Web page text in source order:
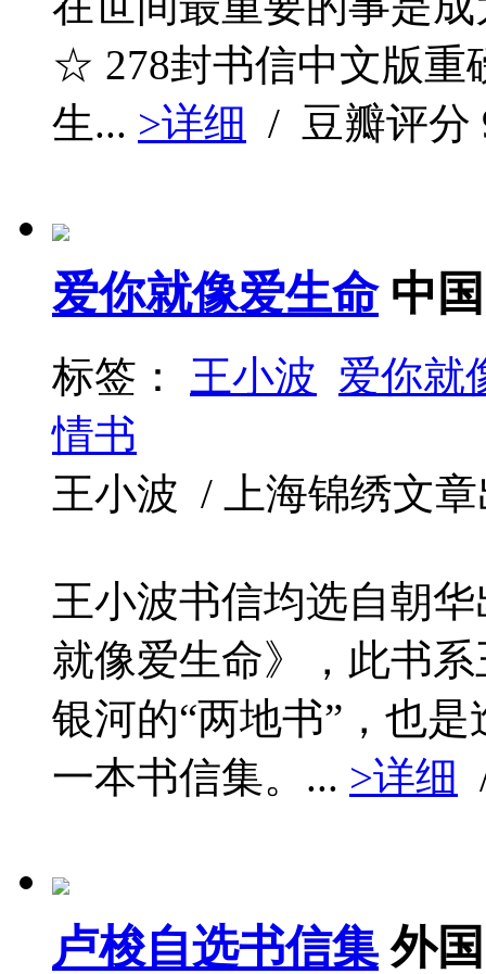
☆ 278封书信中文版重
生... >详细 / 豆瓣评分
爱你就像爱生命 中
标签： 王小波 爱你就
情书
王小波 / 上海锦绣文
王小波书信均选自朝
就像爱生命》，此书
银河的“两地书”，也
一本书信集。... >详细
卢梭自选书信集 外